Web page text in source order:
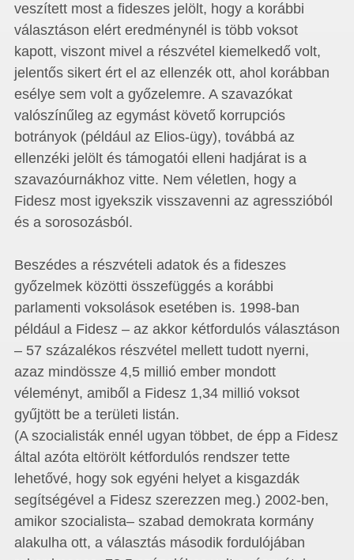
veszített most a fideszes jelölt, hogy a korábbi
választáson elért eredménynél is több voksot
kapott, viszont mivel a részvétel kiemelkedő volt,
jelentős sikert ért el az ellenzék ott, ahol korábban
esélye sem volt a győzelemre. A szavazókat
valószínűleg az egymást követő korrupciós
botrányok (például az Elios-ügy), továbbá az
ellenzéki jelölt és támogatói elleni hadjárat is a
szavazóurnákhoz vitte. Nem véletlen, hogy a
Fidesz most igyekszik visszavenni az agresszióból
és a sorosozásból.
Beszédes a részvételi adatok és a fideszes
győzelmek közötti összefüggés a korábbi
parlamenti voksolások esetében is. 1998-ban
például a Fidesz – az akkor kétfordulós választáson
– 57 százalékos részvétel mellett tudott nyerni,
azaz mindössze 4,5 millió ember mondott
véleményt, amiből a Fidesz 1,34 millió voksot
gyűjtött be a területi listán.
(A szocialisták ennél ugyan többet, de épp a Fidesz
által azóta eltörölt kétfordulós rendszer tette
lehetővé, hogy sok egyéni helyet a kisgazdák
segítségével a Fidesz szerezzen meg.) 2002-ben,
amikor szocialista– szabad demokrata kormány
alakulha ott, a választás második fordulójában